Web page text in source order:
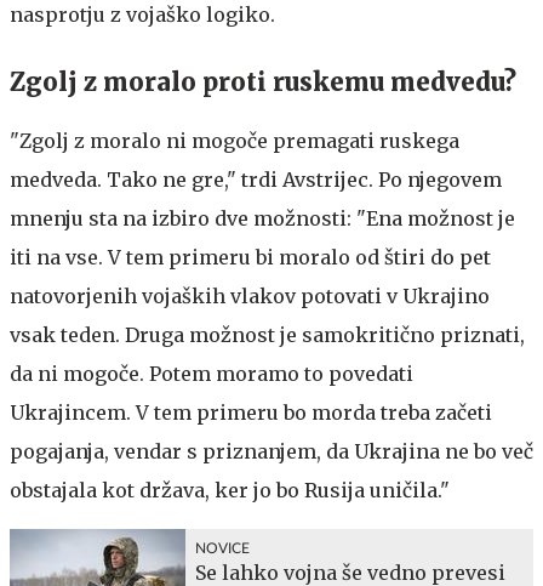
nasprotju z vojaško logiko.
Zgolj z moralo proti ruskemu medvedu?
"Zgolj z moralo ni mogoče premagati ruskega
medveda. Tako ne gre," trdi Avstrijec. Po njegovem
mnenju sta na izbiro dve možnosti: "Ena možnost je
iti na vse. V tem primeru bi moralo od štiri do pet
natovorjenih vojaških vlakov potovati v Ukrajino
vsak teden. Druga možnost je samokritično priznati,
da ni mogoče. Potem moramo to povedati
Ukrajincem. V tem primeru bo morda treba začeti
pogajanja, vendar s priznanjem, da Ukrajina ne bo več
obstajala kot država, ker jo bo Rusija uničila."
NOVICE
Se lahko vojna še vedno prevesi